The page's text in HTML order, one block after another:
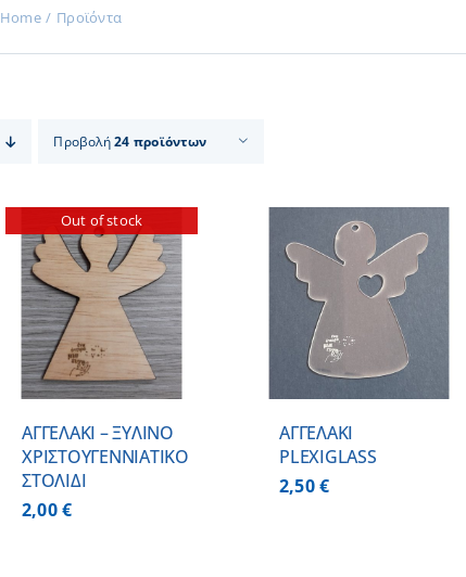
Home Προϊόντα
Προβολή24 προϊόντων
Out of stock
ΑΓΓΕΛΑΚΙ – ΞΥΛΙΝO
ΧΡΙΣΤΟΥΓΕΝΝΙΑΤΙΚO
ΣΤΟΛΙΔΙ
2,00€
ΠΡΟΣΘΗΚΗ ΣΤΟ
ΚΑΛΑΘΙ
ΛΕΠΤΟΜΕΡΕΙΕΣ
ΑΓΓΕΛΑΚΙ
PLEXIGLASS
2,50€
ΠΡΟΣΘΗΚΗ
ΚΑΛΑΘΙ